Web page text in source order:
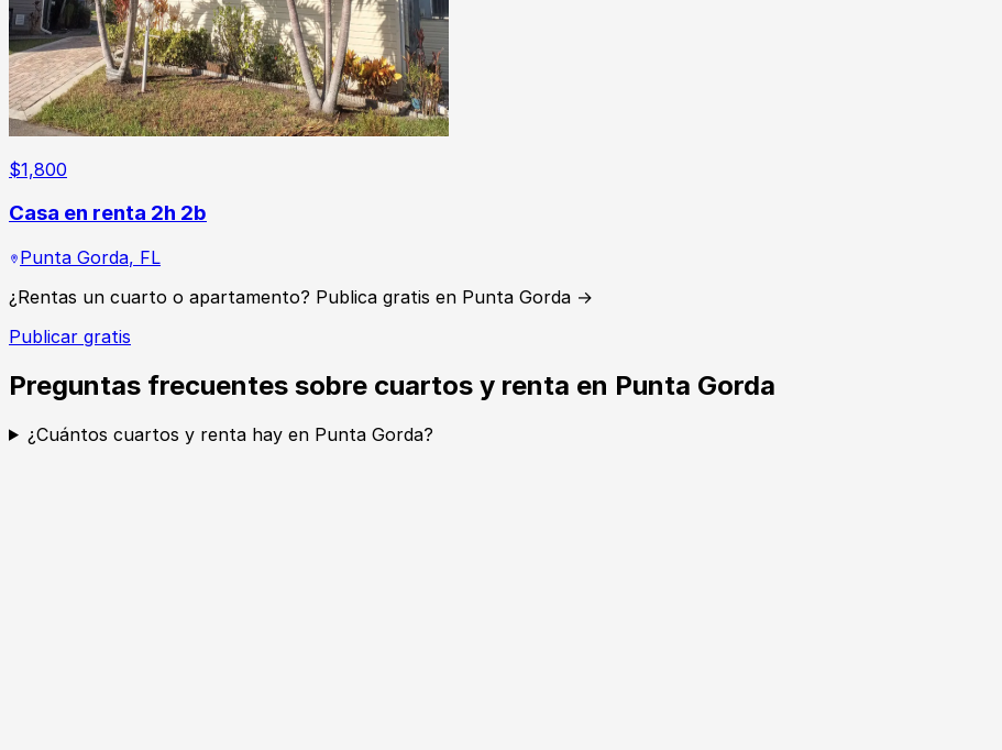
$1,800
Casa en renta 2h 2b
Punta Gorda, FL
¿Rentas un cuarto o apartamento? Publica gratis en Punta Gorda →
Publicar gratis
Preguntas frecuentes sobre cuartos y renta en Punta Gorda
¿Cuántos cuartos y renta hay en Punta Gorda?